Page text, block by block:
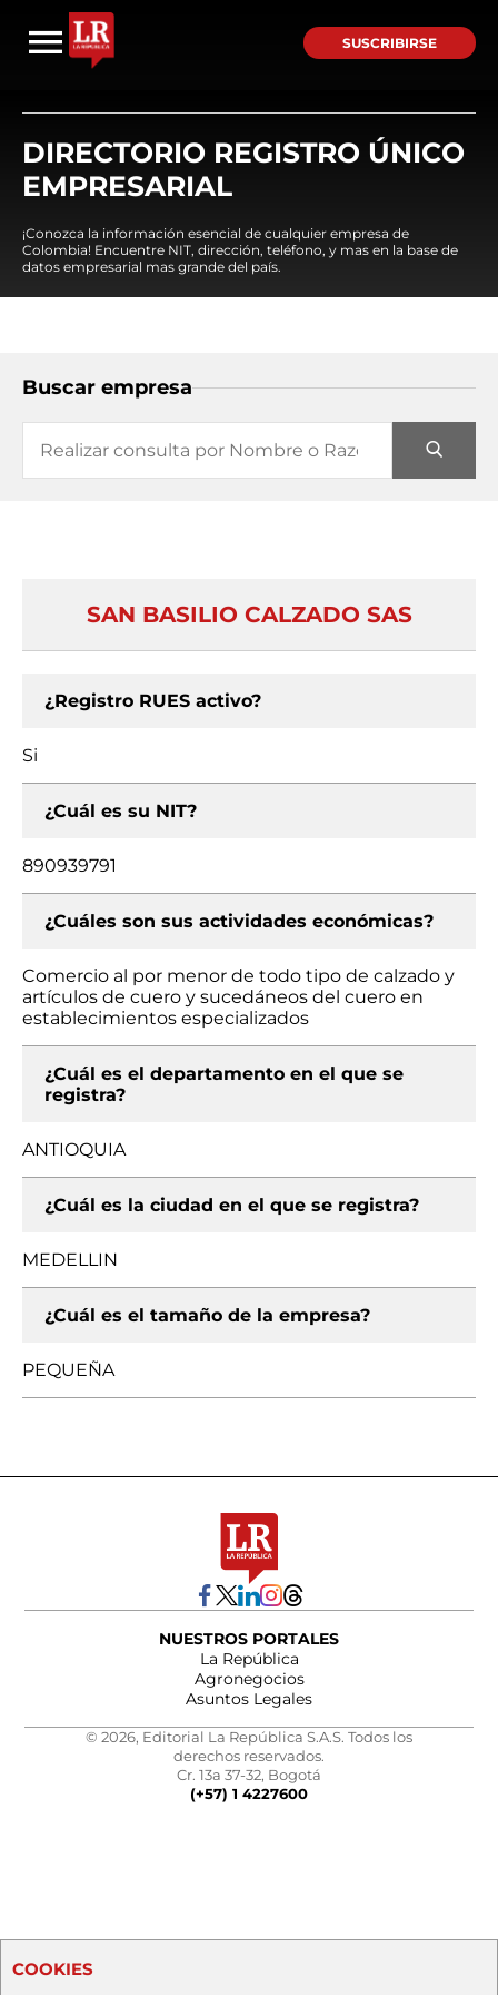
SUSCRIBIRSE
DIRECTORIO REGISTRO ÚNICO
EMPRESARIAL
¡Conozca la información esencial de cualquier empresa de
Colombia! Encuentre NIT, dirección, teléfono, y mas en la base de
datos empresarial mas grande del país.
Buscar empresa
SAN BASILIO CALZADO SAS
¿Registro RUES activo?
Si
¿Cuál es su NIT?
890939791
¿Cuáles son sus actividades económicas?
Comercio al por menor de todo tipo de calzado y
artículos de cuero y sucedáneos del cuero en
establecimientos especializados
¿Cuál es el departamento en el que se
registra?
ANTIOQUIA
¿Cuál es la ciudad en el que se registra?
MEDELLIN
¿Cuál es el tamaño de la empresa?
PEQUEÑA
NUESTROS PORTALES
La República
Agronegocios
Asuntos Legales
© 2026, Editorial La República S.A.S. Todos los
derechos reservados.
Cr. 13a 37-32, Bogotá
(+57) 1 4227600
COOKIES